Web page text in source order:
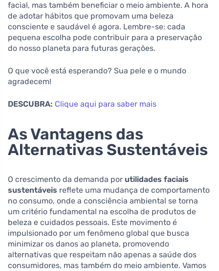
facial, mas também beneficiar o meio ambiente. A hora
de adotar hábitos que promovam uma beleza
consciente e saudável é agora. Lembre-se: cada
pequena escolha pode contribuir para a preservação
do nosso planeta para futuras gerações.
O que você está esperando? Sua pele e o mundo
agradecem!
DESCUBRA: Clique aqui para saber mais
As Vantagens das
Alternativas Sustentáveis
O crescimento da demanda por utilidades faciais
sustentáveis reflete uma mudança de comportamento
no consumo, onde a consciência ambiental se torna
um critério fundamental na escolha de produtos de
beleza e cuidados pessoais. Este movimento é
impulsionado por um fenômeno global que busca
minimizar os danos ao planeta, promovendo
alternativas que respeitam não apenas a saúde dos
consumidores, mas também do meio ambiente. Vamos